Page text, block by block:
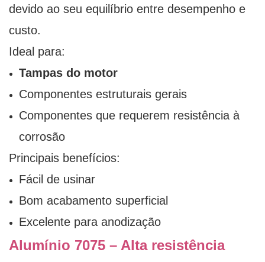
devido ao seu equilíbrio entre desempenho e
custo.
Ideal para:
Tampas do motor
Componentes estruturais gerais
Componentes que requerem resistência à
corrosão
Principais benefícios:
Fácil de usinar
Bom acabamento superficial
Excelente para anodização
Alumínio 7075 – Alta resistência